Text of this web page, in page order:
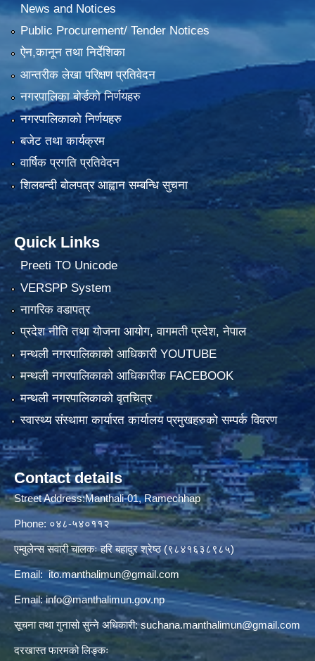
News and Notices
Public Procurement/ Tender Notices
ऐन,कानून तथा निर्देशिका
आन्तरीक लेखा परिक्षण प्रतिवेदन
नगरपालिका बोर्डको निर्णयहरु
नगरपालिकाको निर्णयहरु
बजेट तथा कार्यक्रम
वार्षिक प्रगति प्रतिवेदन
शिलबन्दी बोलपत्र आह्वान सम्बन्धि सुचना
Quick Links
Preeti TO Unicode
VERSPP System
नागरिक वडापत्र
प्रदेश नीति तथा योजना आयोग, वागमती प्रदेश, नेपाल
मन्थली नगरपालिकाको आधिकारी YOUTUBE
मन्थली नगरपालिकाको आधिकारीक FACEBOOK
मन्थली नगरपालिकाको वृतचित्र
स्वास्थ्य संस्थामा कार्यारत कार्यालय प्रमुखहरुको सम्पर्क विवरण
Contact details
Street Address:Manthali-01, Ramechhap
Phone: ०४८-५४०११२
एम्वुलेन्स सवारी चालकः हरि बहादुर श्रेष्ठ (९८४१६३८९८५)
Email:ito.manthalimun@gmail.com
Email:info@manthalimun.gov.np
सूचना तथा गुनासो सुन्ने अधिकारी:suchana.manthalimun@gmail.com
दरखास्त फारमको लिङ्कः